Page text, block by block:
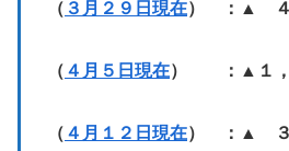
（ ３月２９日現在） ：▲ ４
（ ４月５日現在） ：▲１，
（ ４月１２日現在） ：▲ ３